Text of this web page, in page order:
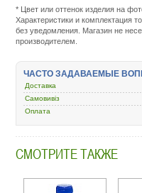
* Цвет или оттенок изделия на
Характеристики и комплектация
без уведомления. Магазин не
производителем.
ЧАСТО ЗАДАВАЕМЫЕ
Доставка
Самовивіз
Оплата
СМОТРИТЕ ТАКЖЕ